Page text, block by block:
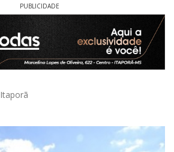
PUBLICIDADE
Itaporã